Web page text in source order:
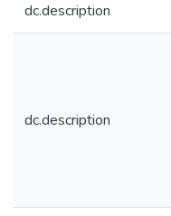
dc.description
dc.description